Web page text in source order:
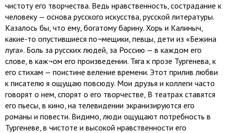
чистоту его творчества. Ведь нравственность, сострадание к
человеку — основа русского искусства, русской литературы.
Казалось бы, что ему, богатому барину. Хорь и Калиныч,
какие-то опустившиеся по¬мещики, певцы, дети из «Бежина
луга». Боль за русских людей, за Россию — в каждом его
слове, в каж¬ом его произведении. Тяга к прозе Тургенева, к
его стихам — поистине веление времени. Этот прилив любви
к писателю я ощущаю повсюду. Мои друзья и коллеги часто
говорят о нем, спорят о его творчестве, В театрах ставятся
его пьесы, в кино, на телевидении экранизируются его
романы и повести. Видимо, люди ощущают потребность в
Тургеневе, в чистоте и высокой нравственности его